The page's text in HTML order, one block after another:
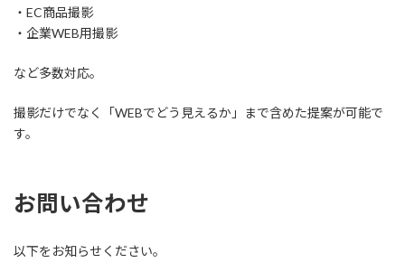
・EC商品撮影
・企業WEB用撮影
など多数対応。
撮影だけでなく「WEBでどう見えるか」まで含めた提案が可能で
す。
お問い合わせ
以下をお知らせください。